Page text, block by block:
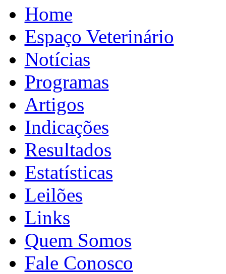
Home
Espaço Veterinário
Notícias
Programas
Artigos
Indicações
Resultados
Estatísticas
Leilões
Links
Quem Somos
Fale Conosco